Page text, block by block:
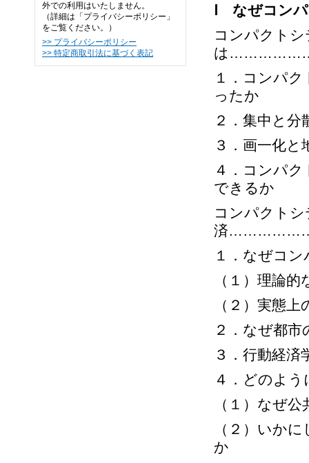
外での利用はいたしません。
（詳細は「プライバシーポリシー」
をご覧ください。）
>> プライバシーポリシー
>> 特定商取引法に基づく表記
Ⅰ なぜコン
コンパクト
は
１．コンパ
ったか
２．集中と
３．画一化と
４．コンパ
できるか
コンパクト
済
１．なぜコ
（１）理論的
（２）実態上
２．なぜ都
３．行動経済
４．どのよ
（１）なぜ
（２）いか
か